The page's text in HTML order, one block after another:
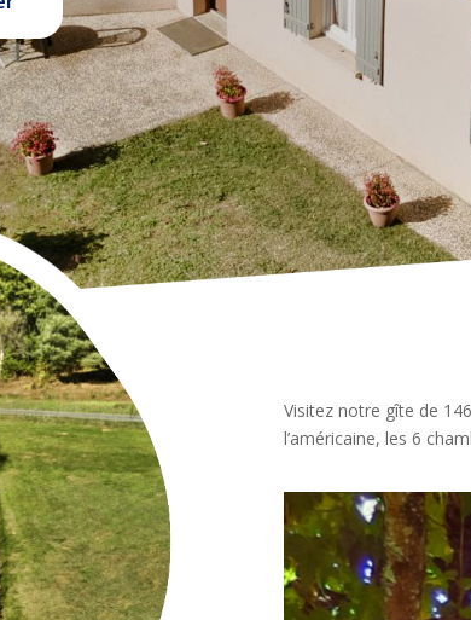
Visitez notre gîte de
l’américaine, les 6